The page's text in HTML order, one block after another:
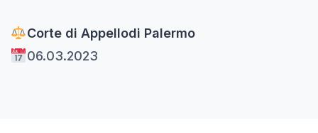
Corte di Appellodi Palermo
06.03.2023